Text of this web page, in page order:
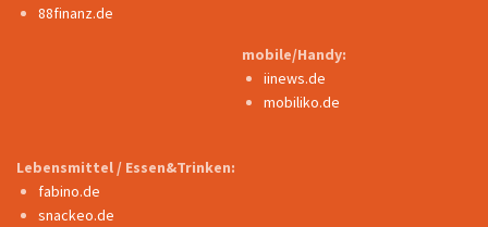
88finanz.de
mobile/Handy:
iinews.de
mobiliko.de
Lebensmittel / Essen&Trinken:
fabino.de
snackeo.de